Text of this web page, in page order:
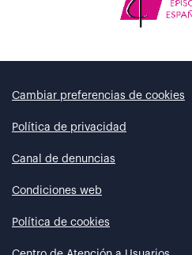
Cambiar preferencias de cookies
Política de privacidad
Canal de denuncias
Condiciones web
Política de cookies